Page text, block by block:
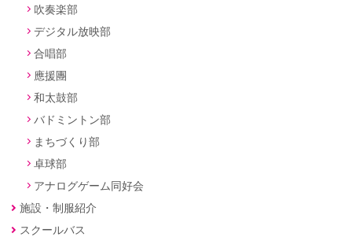
吹奏楽部
デジタル放映部
合唱部
應援團
和太鼓部
バドミントン部
まちづくり部
卓球部
アナログゲーム同好会
施設・制服紹介
スクールバス